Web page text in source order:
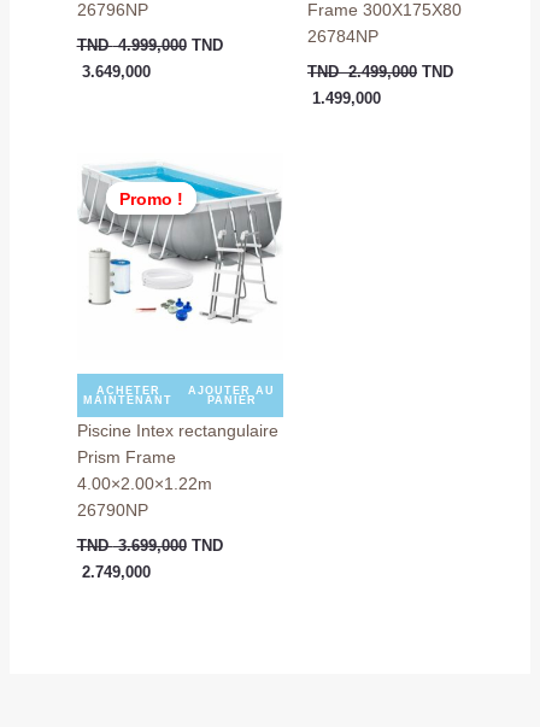
26796NP
TND4.999,000 TND
3.649,000
Frame 300X175X80
26784NP
TND2.499,000 TND
1.499,000
Promo !
Promo !
ACHETER
MAINTENANT
AJOUTER AU
PANIER
Piscine Intex rectangulaire
Prism Frame
4.00×2.00×1.22m
26790NP
TND3.699,000
prix
initial
était :
TND
3.699,000.
TND
2.749,000
Le
prix
actuel
est :
TND
2.749,000.